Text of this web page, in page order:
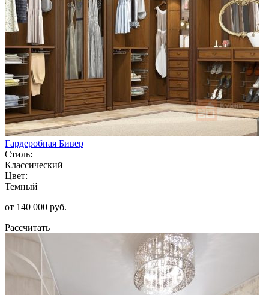
Гардеробная Бивер
Стиль:
Классический
Цвет:
Темный
от 140 000 руб.
Рассчитать